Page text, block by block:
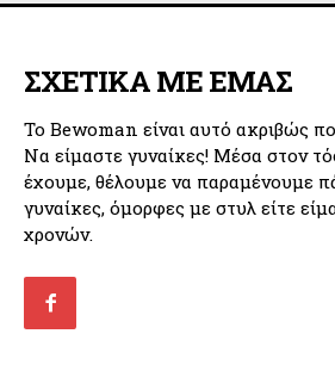
ΣΧΕΤΙΚΑ ΜΕ ΕΜΑΣ
Το Bewoman είναι αυτό ακριβώς
Να είμαστε γυναίκες! Μέσα στον
έχουμε, θέλουμε να παραμένουμε
γυναίκες, όμορφες με στυλ είτε
χρονών.